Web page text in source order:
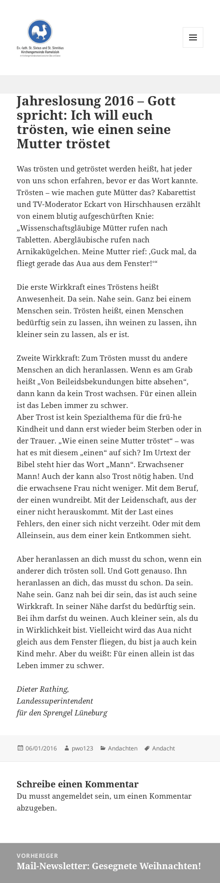
Jahreslosung 2016 – Gott
spricht: Ich will euch
trösten, wie einen seine
Mutter tröstet
Was trösten und getröstet werden heißt, hat jeder
von uns schon erfahren, bevor er das Wort kannte.
Trösten – wie machen gute Mütter das? Kabarettist
und TV-Moderator Eckart von Hirschhausen erzählt
von einem blutig aufgeschürften Knie:
„Wissenschaftsgläubige Mütter rufen nach
Tabletten. Abergläubische rufen nach
Arnikakügelchen. Meine Mutter rief: ‚Guck mal, da
fliegt gerade das Aua aus dem Fenster!‘“
Die erste Wirkkraft eines Tröstens heißt
Anwesenheit. Da sein. Nahe sein. Ganz bei einem
Menschen sein. Trösten heißt, einen Menschen
bedürftig sein zu lassen, ihn weinen zu lassen, ihn
kleiner sein zu lassen, als er ist.
Zweite Wirkkraft: Zum Trösten musst du andere
Menschen an dich heranlassen. Wenn es am Grab
heißt „Von Beileidsbekundungen bitte absehen“,
dann kann da kein Trost wachsen. Für einen allein
ist das Leben immer zu schwer.
Aber Trost ist kein Spezialthema für die frü-he
Kindheit und dann erst wieder beim Sterben oder in
der Trauer. „Wie einen seine Mutter tröstet“ – was
hat es mit diesem „einen“ auf sich? Im Urtext der
Bibel steht hier das Wort „Mann“. Erwachsener
Mann! Auch der kann also Trost nötig haben. Und
die erwachsene Frau nicht weniger. Mit dem Beruf,
der einen wundreibt. Mit der Leidenschaft, aus der
einer nicht herauskommt. Mit der Last eines
Fehlers, den einer sich nicht verzeiht. Oder mit dem
Alleinsein, aus dem einer kein Entkommen sieht.
Aber heranlassen an dich musst du schon, wenn ein
anderer dich trösten soll. Und Gott genauso. Ihn
heranlassen an dich, das musst du schon. Da sein.
Nahe sein. Ganz nah bei dir sein, das ist auch seine
Wirkkraft. In seiner Nähe darfst du bedürftig sein.
Bei ihm darfst du weinen. Auch kleiner sein, als du
in Wirklichkeit bist. Vielleicht wird das Aua nicht
gleich aus dem Fenster fliegen, du bist ja auch kein
Kind mehr. Aber du weißt: Für einen allein ist das
Leben immer zu schwer.
Dieter Rathing,
Landessuperintendent
für den Sprengel Lüneburg
Veröffentlicht
06/01/2016 Autor
pwo123 Kategorien
Andachten Schlagwörter
Andacht
Schreibe einen Kommentar
Du musstangemeldet sein, um einen Kommentar
abzugeben.
VORHERIGER
Vorheriger
Mail-Newsletter: Gesegnete Weihnachten!